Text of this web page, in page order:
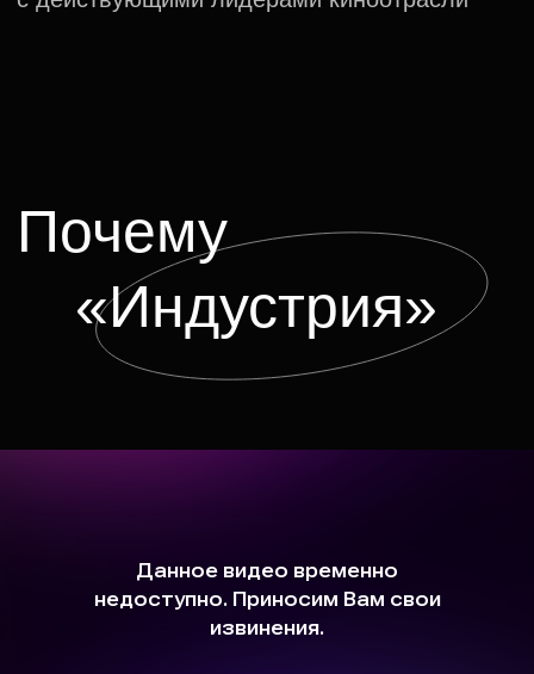
студентов
и выпускников
Школы кино
и телевидения